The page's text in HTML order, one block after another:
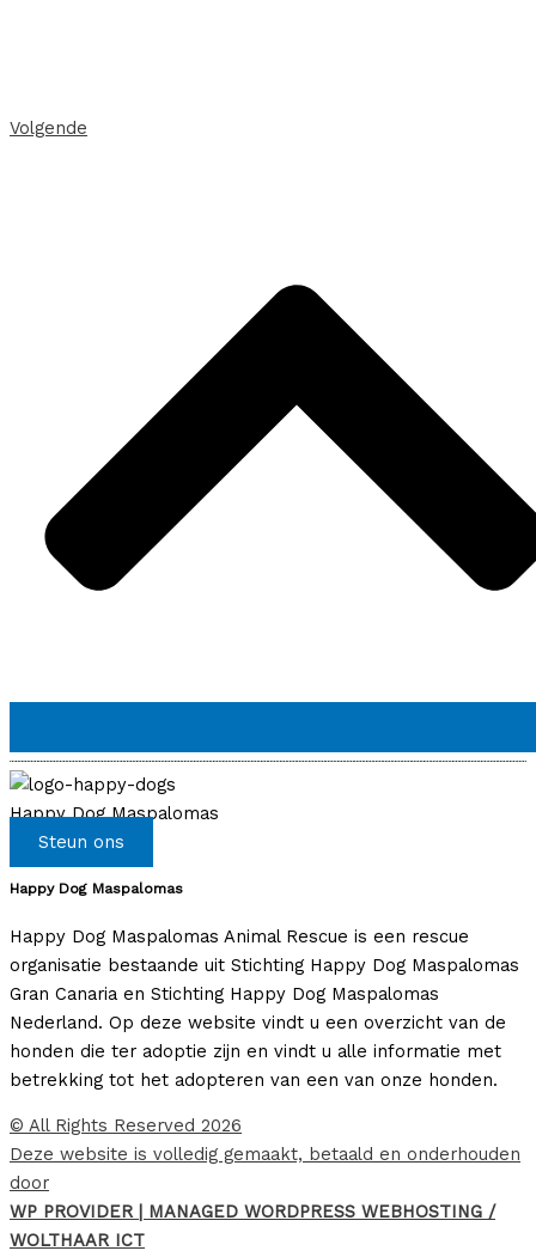
Volgende
Happy Dog Maspalomas
Steun ons
Happy Dog Maspalomas
Happy Dog Maspalomas Animal Rescue is een rescue
organisatie bestaande uit Stichting Happy Dog Maspalomas
Gran Canaria en Stichting Happy Dog Maspalomas
Nederland. Op deze website vindt u een overzicht van de
honden die ter adoptie zijn en vindt u alle informatie met
betrekking tot het adopteren van een van onze honden.
© All Rights Reserved 2026
Deze website is volledig gemaakt, betaald en onderhouden
door
WP PROVIDER | MANAGED WORDPRESS WEBHOSTING /
WOLTHAAR ICT